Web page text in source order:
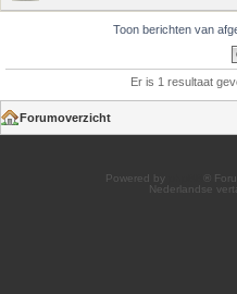
Toon berichten van
Er is 1 resultaat
Forumoverzicht
Powered by
®
Nederlandse